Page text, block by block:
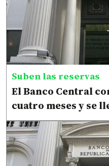
Suben las reservas
El Banco Central
cuatro meses y se